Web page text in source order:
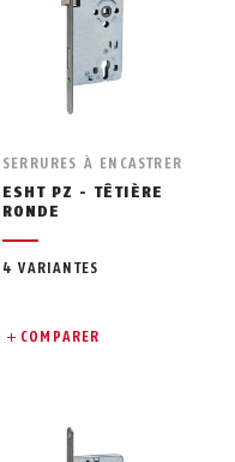
SERRURES À ENCASTRER
ESHT PZ - TÊTIÈRE
RONDE
4 VARIANTES
COMPARER